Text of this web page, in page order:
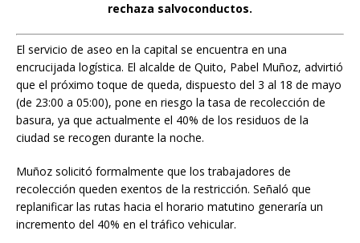
rechaza salvoconductos.
El servicio de aseo en la capital se encuentra en una
encrucijada logística. El alcalde de Quito, Pabel Muñoz, advirtió
que el próximo toque de queda, dispuesto del 3 al 18 de mayo
(de 23:00 a 05:00), pone en riesgo la tasa de recolección de
basura, ya que actualmente el 40% de los residuos de la
ciudad se recogen durante la noche.
Muñoz solicitó formalmente que los trabajadores de
recolección queden exentos de la restricción. Señaló que
replanificar las rutas hacia el horario matutino generaría un
incremento del 40% en el tráfico vehicular.